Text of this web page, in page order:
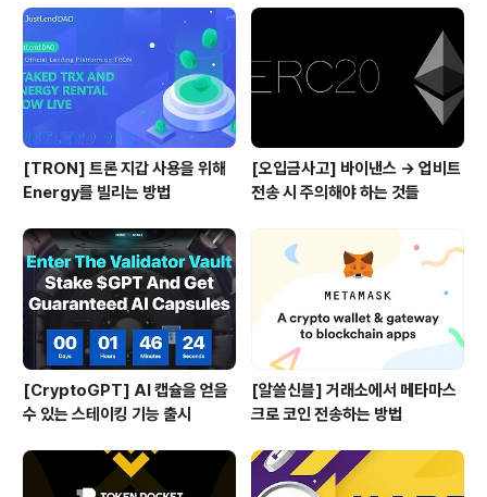
점이 매력적이라는 생각이 들었기 때문입니다. 포트폴리오
: https://data.stakerdao.com/blend BLND의 바스
켓 토큰(포트폴리오)으로는 현재 테조스(XTZ), 알고랜드
(ALGO), ..
[TRON] 트론 지갑 사용을 위해
Energy를 빌리는 방법
[오입금사고] 바이낸스 → 업비트
전송 시 주의해야 하는 것들
[CryptoGPT] AI 캡슐을 얻을
수 있는 스테이킹 기능 출시
[알쓸신블] 거래소에서 메타마스
크로 코인 전송하는 방법